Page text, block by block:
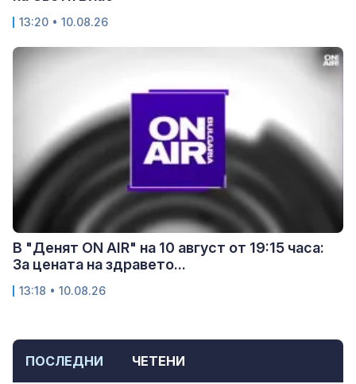
ПОСЛЕДНИ ЧЕТЕНИ
13:20 • 10.08.26
В "Денят ON AIR" на 10 август от 19:15 часа:
За цената на здравето...
13:18 • 10.08.26